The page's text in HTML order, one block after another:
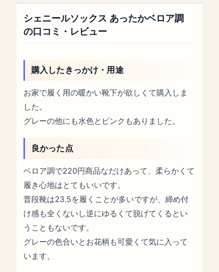
シェニールソックス あったかベロア調
の口コミ・レビュー
購入したきっかけ・用途
お家で履く用の暖かい靴下が欲しくて購入しま
した。
グレーの他にも水色とピンクもありました。
良かった点
ベロア調で220円商品なだけあって、柔らかくて
履き心地はとてもいいです。
普段靴は23.5を履くことが多いですが、締め付
け感も全くないし逆にゆるくて脱げてくるとい
うこともないです。
グレーの色合いとお花柄も可愛くて気に入って
います。